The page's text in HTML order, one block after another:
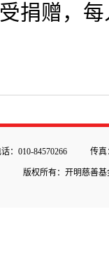
捐赠，每
话：010-84570266 传真
版权所有：开明慈善基